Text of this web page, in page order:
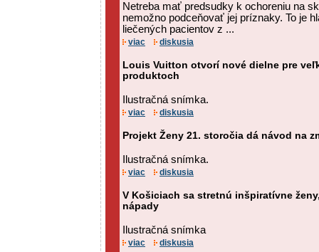
Netreba mať predsudky k ochoreniu na
nemožno podceňovať jej príznaky. To je
liečených pacientov z ...
viac diskusia
Louis Vuitton otvorí nové dielne pre
produktoch
Ilustračná snímka.
viac diskusia
Projekt Ženy 21. storočia dá návod na
Ilustračná snímka.
viac diskusia
V Košiciach sa stretnú inšpiratívne
nápady
Ilustračná snímka
viac diskusia